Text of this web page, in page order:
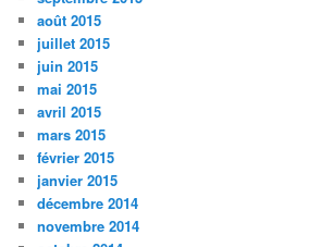
août 2015
juillet 2015
juin 2015
mai 2015
avril 2015
mars 2015
février 2015
janvier 2015
décembre 2014
novembre 2014